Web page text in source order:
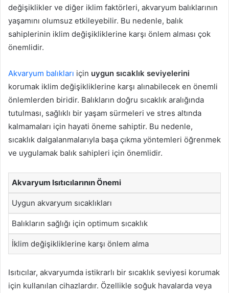
değişiklikler ve diğer iklim faktörleri, akvaryum balıklarının
yaşamını olumsuz etkileyebilir. Bu nedenle, balık
sahiplerinin iklim değişikliklerine karşı önlem alması çok
önemlidir.
Akvaryum balıkları için uygun sıcaklık seviyelerini
korumak iklim değişikliklerine karşı alınabilecek en önemli
önlemlerden biridir. Balıkların doğru sıcaklık aralığında
tutulması, sağlıklı bir yaşam sürmeleri ve stres altında
kalmamaları için hayati öneme sahiptir. Bu nedenle,
sıcaklık dalgalanmalarıyla başa çıkma yöntemleri öğrenmek
ve uygulamak balık sahipleri için önemlidir.
Akvaryum Isıtıcılarının Önemi
Uygun akvaryum sıcaklıkları
Balıkların sağlığı için optimum sıcaklık
İklim değişikliklerine karşı önlem alma
Isıtıcılar, akvaryumda istikrarlı bir sıcaklık seviyesi korumak
için kullanılan cihazlardır. Özellikle soğuk havalarda veya